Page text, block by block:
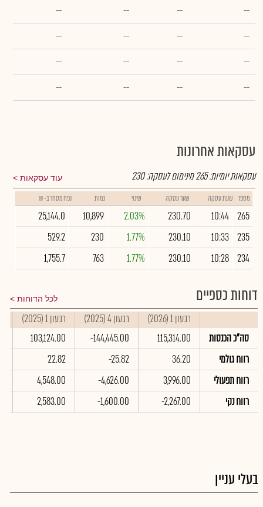
--
--
--
--
--
--
--
--
--
--
--
--
--
--
--
--
עסקאות אחרונות
עוד עסקאות עסקאות יומיות:265מינימום לעסקה:230
מספר שעת עסקה שער עסקה שינוי כמות נפח מסחר ב- ₪
265
10:44
230.70
2.03%
10,899
25,144.0
235
10:33
230.10
1.77%
230
529.2
234
10:28
230.10
1.77%
763
1,755.7
דוחות כספיים לכל הדוחות
רבעון 1 (2026) רבעון 4 (2025) רבעון 1 (2025)
סה"כ הכנסות
115,314.00
-144,445.00
103,124.00
רווח גולמי
36.20
-25.82
22.82
רווח תפעולי
3,996.00
-4,626.00
4,548.00
רווח נקי
-2,267.00
-1,600.00
2,583.00
בעלי עניין